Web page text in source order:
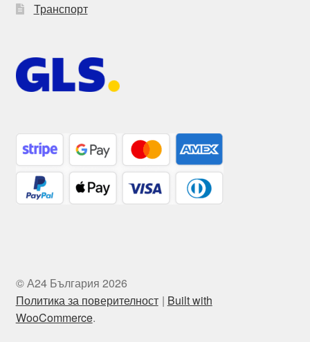
Транспорт
© А24 България 2026
Политика за поверителност
Built with
WooCommerce.